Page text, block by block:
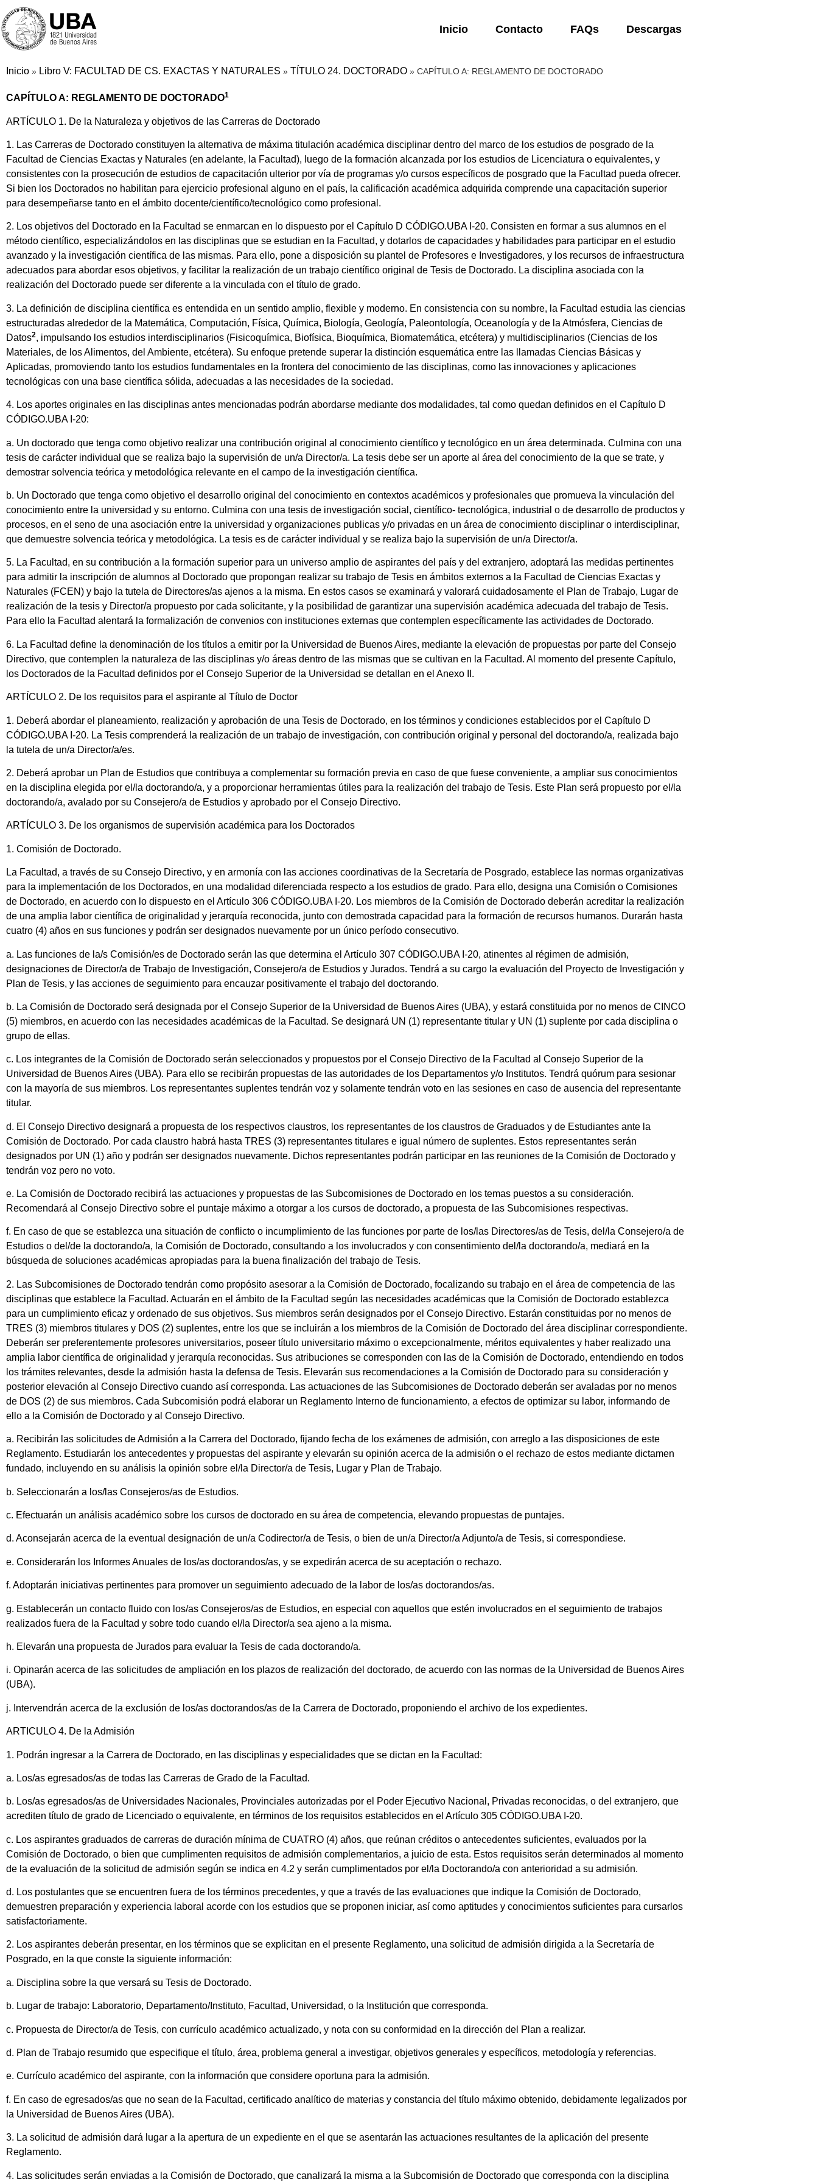
Inicio Contacto FAQs Descargas
Inicio » Libro V: FACULTAD DE CS. EXACTAS Y NATURALES » TÍTULO 24. DOCTORADO » CAPÍTULO A: REGLAMENTO DE DOCTORADO
CAPÍTULO A: REGLAMENTO DE DOCTORADO1
ARTÍCULO 1. De la Naturaleza y objetivos de las Carreras de Doctorado
1. Las Carreras de Doctorado constituyen la alternativa de máxima titulación académica disciplinar dentro del marco de los estudios de posgrado de la
Facultad de Ciencias Exactas y Naturales (en adelante, la Facultad), luego de la formación alcanzada por los estudios de Licenciatura o equivalentes, y
consistentes con la prosecución de estudios de capacitación ulterior por vía de programas y/o cursos específicos de posgrado que la Facultad pueda ofrecer.
Si bien los Doctorados no habilitan para ejercicio profesional alguno en el país, la calificación académica adquirida comprende una capacitación superior
para desempeñarse tanto en el ámbito docente/científico/tecnológico como profesional.
2. Los objetivos del Doctorado en la Facultad se enmarcan en lo dispuesto por el Capítulo D CÓDIGO.UBA I-20. Consisten en formar a sus alumnos en el
método científico, especializándolos en las disciplinas que se estudian en la Facultad, y dotarlos de capacidades y habilidades para participar en el estudio
avanzado y la investigación científica de las mismas. Para ello, pone a disposición su plantel de Profesores e Investigadores, y los recursos de infraestructura
adecuados para abordar esos objetivos, y facilitar la realización de un trabajo científico original de Tesis de Doctorado. La disciplina asociada con la
realización del Doctorado puede ser diferente a la vinculada con el título de grado.
3. La definición de disciplina científica es entendida en un sentido amplio, flexible y moderno. En consistencia con su nombre, la Facultad estudia las ciencias
estructuradas alrededor de la Matemática, Computación, Física, Química, Biología, Geología, Paleontología, Oceanología y de la Atmósfera, Ciencias de
Datos2, impulsando los estudios interdisciplinarios (Fisicoquímica, Biofísica, Bioquímica, Biomatemática, etcétera) y multidisciplinarios (Ciencias de los
Materiales, de los Alimentos, del Ambiente, etcétera). Su enfoque pretende superar la distinción esquemática entre las llamadas Ciencias Básicas y
Aplicadas, promoviendo tanto los estudios fundamentales en la frontera del conocimiento de las disciplinas, como las innovaciones y aplicaciones
tecnológicas con una base científica sólida, adecuadas a las necesidades de la sociedad.
4. Los aportes originales en las disciplinas antes mencionadas podrán abordarse mediante dos modalidades, tal como quedan definidos en el Capítulo D
CÓDIGO.UBA I-20:
a. Un doctorado que tenga como objetivo realizar una contribución original al conocimiento científico y tecnológico en un área determinada. Culmina con una
tesis de carácter individual que se realiza bajo la supervisión de un/a Director/a. La tesis debe ser un aporte al área del conocimiento de la que se trate, y
demostrar solvencia teórica y metodológica relevante en el campo de la investigación científica.
b. Un Doctorado que tenga como objetivo el desarrollo original del conocimiento en contextos académicos y profesionales que promueva la vinculación del
conocimiento entre la universidad y su entorno. Culmina con una tesis de investigación social, científico- tecnológica, industrial o de desarrollo de productos y
procesos, en el seno de una asociación entre la universidad y organizaciones publicas y/o privadas en un área de conocimiento disciplinar o interdisciplinar,
que demuestre solvencia teórica y metodológica. La tesis es de carácter individual y se realiza bajo la supervisión de un/a Director/a.
5. La Facultad, en su contribución a la formación superior para un universo amplio de aspirantes del país y del extranjero, adoptará las medidas pertinentes
para admitir la inscripción de alumnos al Doctorado que propongan realizar su trabajo de Tesis en ámbitos externos a la Facultad de Ciencias Exactas y
Naturales (FCEN) y bajo la tutela de Directores/as ajenos a la misma. En estos casos se examinará y valorará cuidadosamente el Plan de Trabajo, Lugar de
realización de la tesis y Director/a propuesto por cada solicitante, y la posibilidad de garantizar una supervisión académica adecuada del trabajo de Tesis.
Para ello la Facultad alentará la formalización de convenios con instituciones externas que contemplen específicamente las actividades de Doctorado.
6. La Facultad define la denominación de los títulos a emitir por la Universidad de Buenos Aires, mediante la elevación de propuestas por parte del Consejo
Directivo, que contemplen la naturaleza de las disciplinas y/o áreas dentro de las mismas que se cultivan en la Facultad. Al momento del presente Capítulo,
los Doctorados de la Facultad definidos por el Consejo Superior de la Universidad se detallan en el Anexo II.
ARTÍCULO 2. De los requisitos para el aspirante al Título de Doctor
1. Deberá abordar el planeamiento, realización y aprobación de una Tesis de Doctorado, en los términos y condiciones establecidos por el Capítulo D
CÓDIGO.UBA I-20. La Tesis comprenderá la realización de un trabajo de investigación, con contribución original y personal del doctorando/a, realizada bajo
la tutela de un/a Director/a/es.
2. Deberá aprobar un Plan de Estudios que contribuya a complementar su formación previa en caso de que fuese conveniente, a ampliar sus conocimientos
en la disciplina elegida por el/la doctorando/a, y a proporcionar herramientas útiles para la realización del trabajo de Tesis. Este Plan será propuesto por el/la
doctorando/a, avalado por su Consejero/a de Estudios y aprobado por el Consejo Directivo.
ARTÍCULO 3. De los organismos de supervisión académica para los Doctorados
1. Comisión de Doctorado.
La Facultad, a través de su Consejo Directivo, y en armonía con las acciones coordinativas de la Secretaría de Posgrado, establece las normas organizativas
para la implementación de los Doctorados, en una modalidad diferenciada respecto a los estudios de grado. Para ello, designa una Comisión o Comisiones
de Doctorado, en acuerdo con lo dispuesto en el Artículo 306 CÓDIGO.UBA I-20. Los miembros de la Comisión de Doctorado deberán acreditar la realización
de una amplia labor científica de originalidad y jerarquía reconocida, junto con demostrada capacidad para la formación de recursos humanos. Durarán hasta
cuatro (4) años en sus funciones y podrán ser designados nuevamente por un único período consecutivo.
a. Las funciones de la/s Comisión/es de Doctorado serán las que determina el Artículo 307 CÓDIGO.UBA I-20, atinentes al régimen de admisión,
designaciones de Director/a de Trabajo de Investigación, Consejero/a de Estudios y Jurados. Tendrá a su cargo la evaluación del Proyecto de Investigación y
Plan de Tesis, y las acciones de seguimiento para encauzar positivamente el trabajo del doctorando.
b. La Comisión de Doctorado será designada por el Consejo Superior de la Universidad de Buenos Aires (UBA), y estará constituida por no menos de CINCO
(5) miembros, en acuerdo con las necesidades académicas de la Facultad. Se designará UN (1) representante titular y UN (1) suplente por cada disciplina o
grupo de ellas.
c. Los integrantes de la Comisión de Doctorado serán seleccionados y propuestos por el Consejo Directivo de la Facultad al Consejo Superior de la
Universidad de Buenos Aires (UBA). Para ello se recibirán propuestas de las autoridades de los Departamentos y/o Institutos. Tendrá quórum para sesionar
con la mayoría de sus miembros. Los representantes suplentes tendrán voz y solamente tendrán voto en las sesiones en caso de ausencia del representante
titular.
d. El Consejo Directivo designará a propuesta de los respectivos claustros, los representantes de los claustros de Graduados y de Estudiantes ante la
Comisión de Doctorado. Por cada claustro habrá hasta TRES (3) representantes titulares e igual número de suplentes. Estos representantes serán
designados por UN (1) año y podrán ser designados nuevamente. Dichos representantes podrán participar en las reuniones de la Comisión de Doctorado y
tendrán voz pero no voto.
e. La Comisión de Doctorado recibirá las actuaciones y propuestas de las Subcomisiones de Doctorado en los temas puestos a su consideración.
Recomendará al Consejo Directivo sobre el puntaje máximo a otorgar a los cursos de doctorado, a propuesta de las Subcomisiones respectivas.
f. En caso de que se establezca una situación de conflicto o incumplimiento de las funciones por parte de los/las Directores/as de Tesis, del/la Consejero/a de
Estudios o del/de la doctorando/a, la Comisión de Doctorado, consultando a los involucrados y con consentimiento del/la doctorando/a, mediará en la
búsqueda de soluciones académicas apropiadas para la buena finalización del trabajo de Tesis.
2. Las Subcomisiones de Doctorado tendrán como propósito asesorar a la Comisión de Doctorado, focalizando su trabajo en el área de competencia de las
disciplinas que establece la Facultad. Actuarán en el ámbito de la Facultad según las necesidades académicas que la Comisión de Doctorado establezca
para un cumplimiento eficaz y ordenado de sus objetivos. Sus miembros serán designados por el Consejo Directivo. Estarán constituidas por no menos de
TRES (3) miembros titulares y DOS (2) suplentes, entre los que se incluirán a los miembros de la Comisión de Doctorado del área disciplinar correspondiente.
Deberán ser preferentemente profesores universitarios, poseer título universitario máximo o excepcionalmente, méritos equivalentes y haber realizado una
amplia labor científica de originalidad y jerarquía reconocidas. Sus atribuciones se corresponden con las de la Comisión de Doctorado, entendiendo en todos
los trámites relevantes, desde la admisión hasta la defensa de Tesis. Elevarán sus recomendaciones a la Comisión de Doctorado para su consideración y
posterior elevación al Consejo Directivo cuando así corresponda. Las actuaciones de las Subcomisiones de Doctorado deberán ser avaladas por no menos
de DOS (2) de sus miembros. Cada Subcomisión podrá elaborar un Reglamento Interno de funcionamiento, a efectos de optimizar su labor, informando de
ello a la Comisión de Doctorado y al Consejo Directivo.
a. Recibirán las solicitudes de Admisión a la Carrera del Doctorado, fijando fecha de los exámenes de admisión, con arreglo a las disposiciones de este
Reglamento. Estudiarán los antecedentes y propuestas del aspirante y elevarán su opinión acerca de la admisión o el rechazo de estos mediante dictamen
fundado, incluyendo en su análisis la opinión sobre el/la Director/a de Tesis, Lugar y Plan de Trabajo.
b. Seleccionarán a los/las Consejeros/as de Estudios.
c. Efectuarán un análisis académico sobre los cursos de doctorado en su área de competencia, elevando propuestas de puntajes.
d. Aconsejarán acerca de la eventual designación de un/a Codirector/a de Tesis, o bien de un/a Director/a Adjunto/a de Tesis, si correspondiese.
e. Considerarán los Informes Anuales de los/as doctorandos/as, y se expedirán acerca de su aceptación o rechazo.
f. Adoptarán iniciativas pertinentes para promover un seguimiento adecuado de la labor de los/as doctorandos/as.
g. Establecerán un contacto fluido con los/as Consejeros/as de Estudios, en especial con aquellos que estén involucrados en el seguimiento de trabajos
realizados fuera de la Facultad y sobre todo cuando el/la Director/a sea ajeno a la misma.
h. Elevarán una propuesta de Jurados para evaluar la Tesis de cada doctorando/a.
i. Opinarán acerca de las solicitudes de ampliación en los plazos de realización del doctorado, de acuerdo con las normas de la Universidad de Buenos Aires
(UBA).
j. Intervendrán acerca de la exclusión de los/as doctorandos/as de la Carrera de Doctorado, proponiendo el archivo de los expedientes.
ARTICULO 4. De la Admisión
1. Podrán ingresar a la Carrera de Doctorado, en las disciplinas y especialidades que se dictan en la Facultad:
a. Los/as egresados/as de todas las Carreras de Grado de la Facultad.
b. Los/as egresados/as de Universidades Nacionales, Provinciales autorizadas por el Poder Ejecutivo Nacional, Privadas reconocidas, o del extranjero, que
acrediten título de grado de Licenciado o equivalente, en términos de los requisitos establecidos en el Artículo 305 CÓDIGO.UBA I-20.
c. Los aspirantes graduados de carreras de duración mínima de CUATRO (4) años, que reúnan créditos o antecedentes suficientes, evaluados por la
Comisión de Doctorado, o bien que cumplimenten requisitos de admisión complementarios, a juicio de esta. Estos requisitos serán determinados al momento
de la evaluación de la solicitud de admisión según se indica en 4.2 y serán cumplimentados por el/la Doctorando/a con anterioridad a su admisión.
d. Los postulantes que se encuentren fuera de los términos precedentes, y que a través de las evaluaciones que indique la Comisión de Doctorado,
demuestren preparación y experiencia laboral acorde con los estudios que se proponen iniciar, así como aptitudes y conocimientos suficientes para cursarlos
satisfactoriamente.
2. Los aspirantes deberán presentar, en los términos que se explicitan en el presente Reglamento, una solicitud de admisión dirigida a la Secretaría de
Posgrado, en la que conste la siguiente información:
a. Disciplina sobre la que versará su Tesis de Doctorado.
b. Lugar de trabajo: Laboratorio, Departamento/Instituto, Facultad, Universidad, o la Institución que corresponda.
c. Propuesta de Director/a de Tesis, con currículo académico actualizado, y nota con su conformidad en la dirección del Plan a realizar.
d. Plan de Trabajo resumido que especifique el título, área, problema general a investigar, objetivos generales y específicos, metodología y referencias.
e. Currículo académico del aspirante, con la información que considere oportuna para la admisión.
f. En caso de egresados/as que no sean de la Facultad, certificado analítico de materias y constancia del título máximo obtenido, debidamente legalizados por
la Universidad de Buenos Aires (UBA).
3. La solicitud de admisión dará lugar a la apertura de un expediente en el que se asentarán las actuaciones resultantes de la aplicación del presente
Reglamento.
4. Las solicitudes serán enviadas a la Comisión de Doctorado, que canalizará la misma a la Subcomisión de Doctorado que corresponda con la disciplina